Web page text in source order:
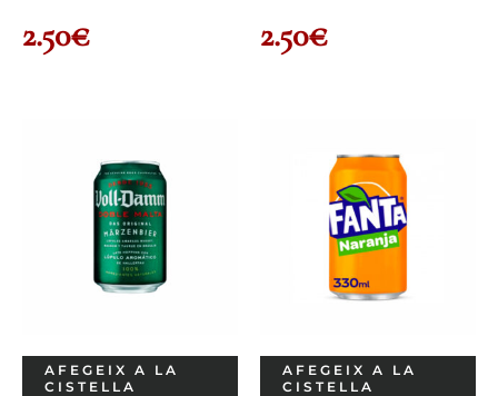
2.50€ 2.50€
AFEGEIX A LA
CISTELLA
AFEGEIX A LA
CISTELLA